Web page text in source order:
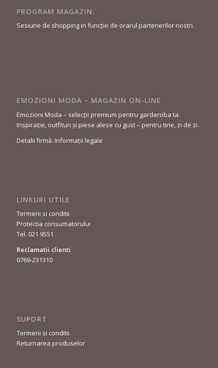
PROGRAM MAGAZIN:
Sesiune de shopping in funcție de orarul partenerilor nostri.
EMOZIONI MODA – MAGAZIN ON-LINE
Emozioni Moda – selecții premium pentru garderoba ta.
Inspirație, outfituri și piese alese cu gust – pentru tine, zi de zi.
Detalii firmă: Informații legale
LINKURI UTILE
Termeni si conditii
Protectia consumatorului
Tel. 021 9551
Reclamatii clienti
0769-231310
SUPORT
Termeni si conditii
Returnarea produselor